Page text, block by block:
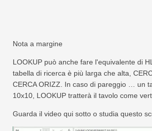
Nota a margine
LOOKUP può anche fare l'equivalente di
tabella di ricerca è più larga che alta,
CERCA ORIZZ. In caso di pareggio … un
10x10, LOOKUP tratterà il tavolo come
Guarda il video qui sotto o studia questo